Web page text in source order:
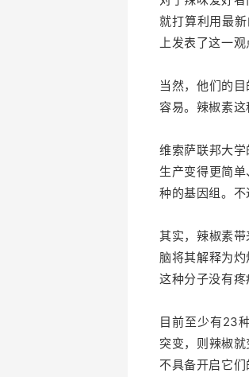
就打算利用最
上发表了这一观
当然，他们的
容易。辣椒素这
维索萨联邦大
生产变得更简
种的基因组。
其实，辣椒素
脑将其解释为
这种分子没有疼
目前至少有23
突变，则辣椒
不具备开启它们